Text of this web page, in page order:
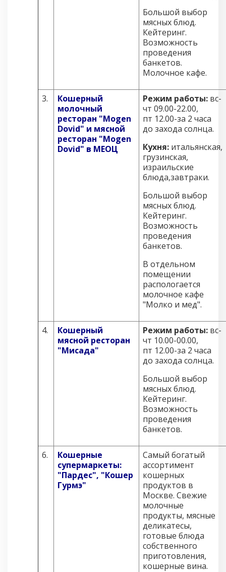
Большой выбор
мясных блюд.
Кейтеринг.
Возможность
проведения
банкетов.
Молочное кафе.
3.
Кошерный
молочный
ресторан "Mogen
Dovid" и мясной
ресторан "Mogen
Dovid" в МЕОЦ
Режим работы: вс-
чт 09.00-22.00,
пт 12.00-за 2 часа
до захода солнца.
Кухня: итальянская,
грузинская,
израильские
блюда,завтраки.
Большой выбор
мясных блюд.
Кейтеринг.
Возможность
проведения
банкетов.
В отдельном
помещении
распологается
молочное кафе
"Молко и мед".
4.
Кошерный
мясной ресторан
"Мисада"
Режим работы: вс-
чт 10.00-00.00,
пт 12.00-за 2 часа
до захода солнца.
Большой выбор
мясных блюд.
Кейтеринг.
Возможность
проведения
банкетов.
6.
Кошерные
супермаркеты:
"Пардес", "Кошер
Гурмэ"
Самый богатый
ассортимент
кошерных
продуктов в
Москве. Свежие
молочные
продукты, мясные
деликатесы,
готовые блюда
собственного
приготовления,
кошерные вина.